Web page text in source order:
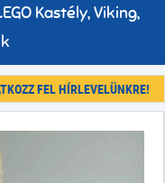
Kastély, Viking,
FEL HÍRLEVELÜNKRE!